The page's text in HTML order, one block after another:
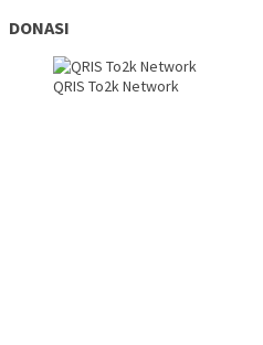
DONASI
QRIS To2k Network